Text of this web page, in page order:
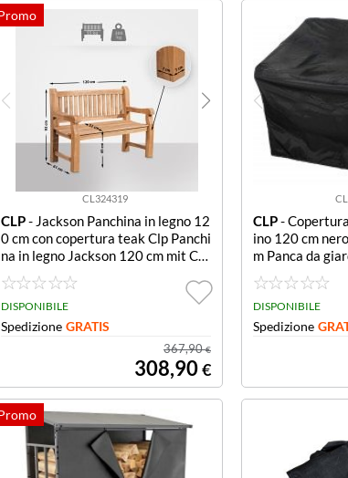
CL324319
CLP- Jackson Panchina in legno 12
0 cm con copertura teak Clp Panchi
na in legno Jackson 120 cm mit Co
pertura teak
DISPONIBILE
Spedizione GRATIS
367,90€
308,90€
CLP-
ino 120 cm
m Panca da
DISPONIBILE
Spedizione